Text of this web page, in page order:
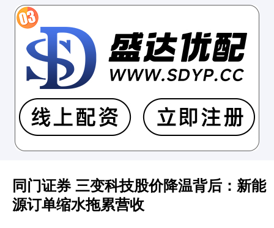
同门证券 三变科技股价降温背后：新能
源订单缩水拖累营收